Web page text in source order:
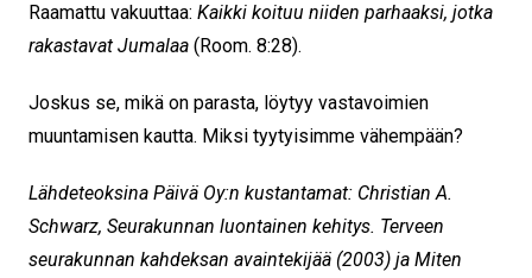
Raamattu vakuuttaa: Kaikki koituu niiden parhaaksi, jotka
rakastavat Jumalaa (Room. 8:28).
Joskus se, mikä on parasta, löytyy vastavoimien
muuntamisen kautta. Miksi tyytyisimme vähempään?
Lähdeteoksina Päivä Oy:n kustantamat: Christian A.
Schwarz, Seurakunnan luontainen kehitys. Terveen
seurakunnan kahdeksan avaintekijää (2003) ja Miten